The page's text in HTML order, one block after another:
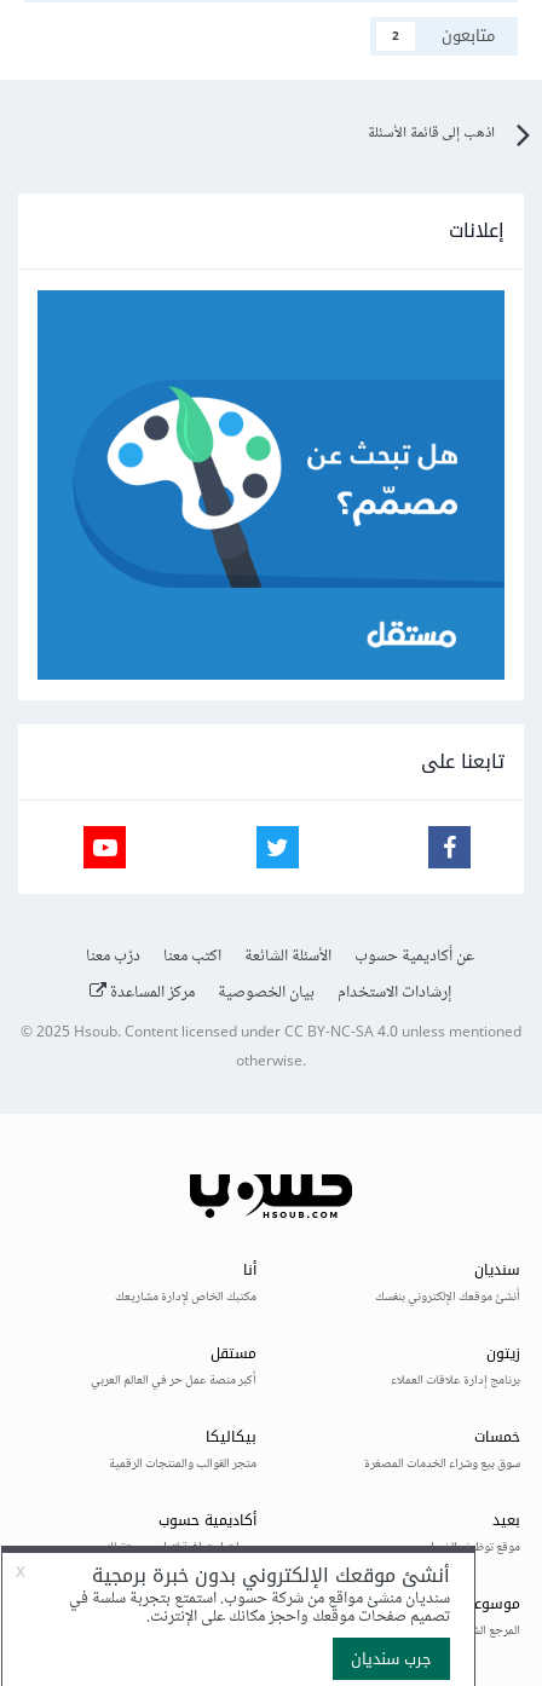
متابعون
2
اذهب إلى قائمة الأسئلة
إعلانات
تابعنا على
عن أكاديمية حسوب الأسئلة الشائعة اكتب معنا
درّب معنا
إرشادات الاستخدام
بيان الخصوصية مركز المساعدة
© 2025Hsoub.Content licensed underCC BY-NC-SA 4.0unless mentioned
otherwise.